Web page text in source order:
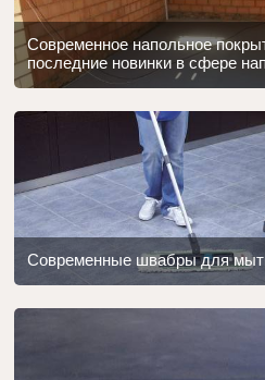
Современное напольное
последние новинки в сфере
Современные швабры для